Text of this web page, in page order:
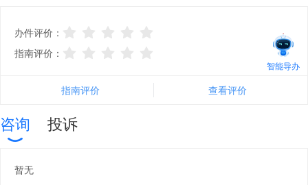
智能导办
办件评价：
指南评价：
指南评价 查看评价
咨询 投诉
暂无